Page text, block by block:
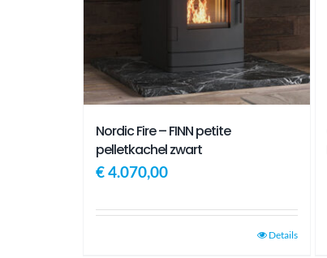
Nordic Fire – FINN petite
pelletkachel zwart
€4.070,00
Details